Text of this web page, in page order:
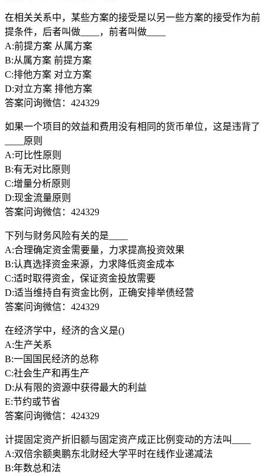
在相关关系中，某些方案的接受是以另一些方案的接受作为前
提条件，后者叫做____，前者叫做____
A:前提方案 从属方案
B:从属方案 前提方案
C:排他方案 对立方案
D:对立方案 排他方案
答案问询微信：424329
如果一个项目的效益和费用没有相同的货币单位，这是违背了
____原则
A:可比性原则
B:有无对比原则
C:增量分析原则
D:现金流量原则
答案问询微信：424329
下列与财务风险有关的是____
A:合理确定资金需要量，力求提高投资效果
B:认真选择资金来源，力求降低资金成本
C:适时取得资金，保证资金投放需要
D:适当维持自有资金比例，正确安排举债经营
答案问询微信：424329
在经济学中，经济的含义是()
A:生产关系
B:一国国民经济的总称
C:社会生产和再生产
D:从有限的资源中获得最大的利益
E:节约或节省
答案问询微信：424329
计提固定资产折旧额与固定资产成正比例变动的方法叫____
A:双倍余额奥鹏东北财经大学平时在线作业递减法
B:年数总和法